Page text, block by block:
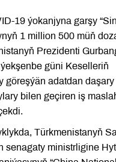
19 ýokanjyna garşy
1 million 500 müň
Prezidenti
güni Keselleriň
göreşýän adatdan daşary
bilen geçiren iş
Türkmenistanyň
senagaty ministrligine